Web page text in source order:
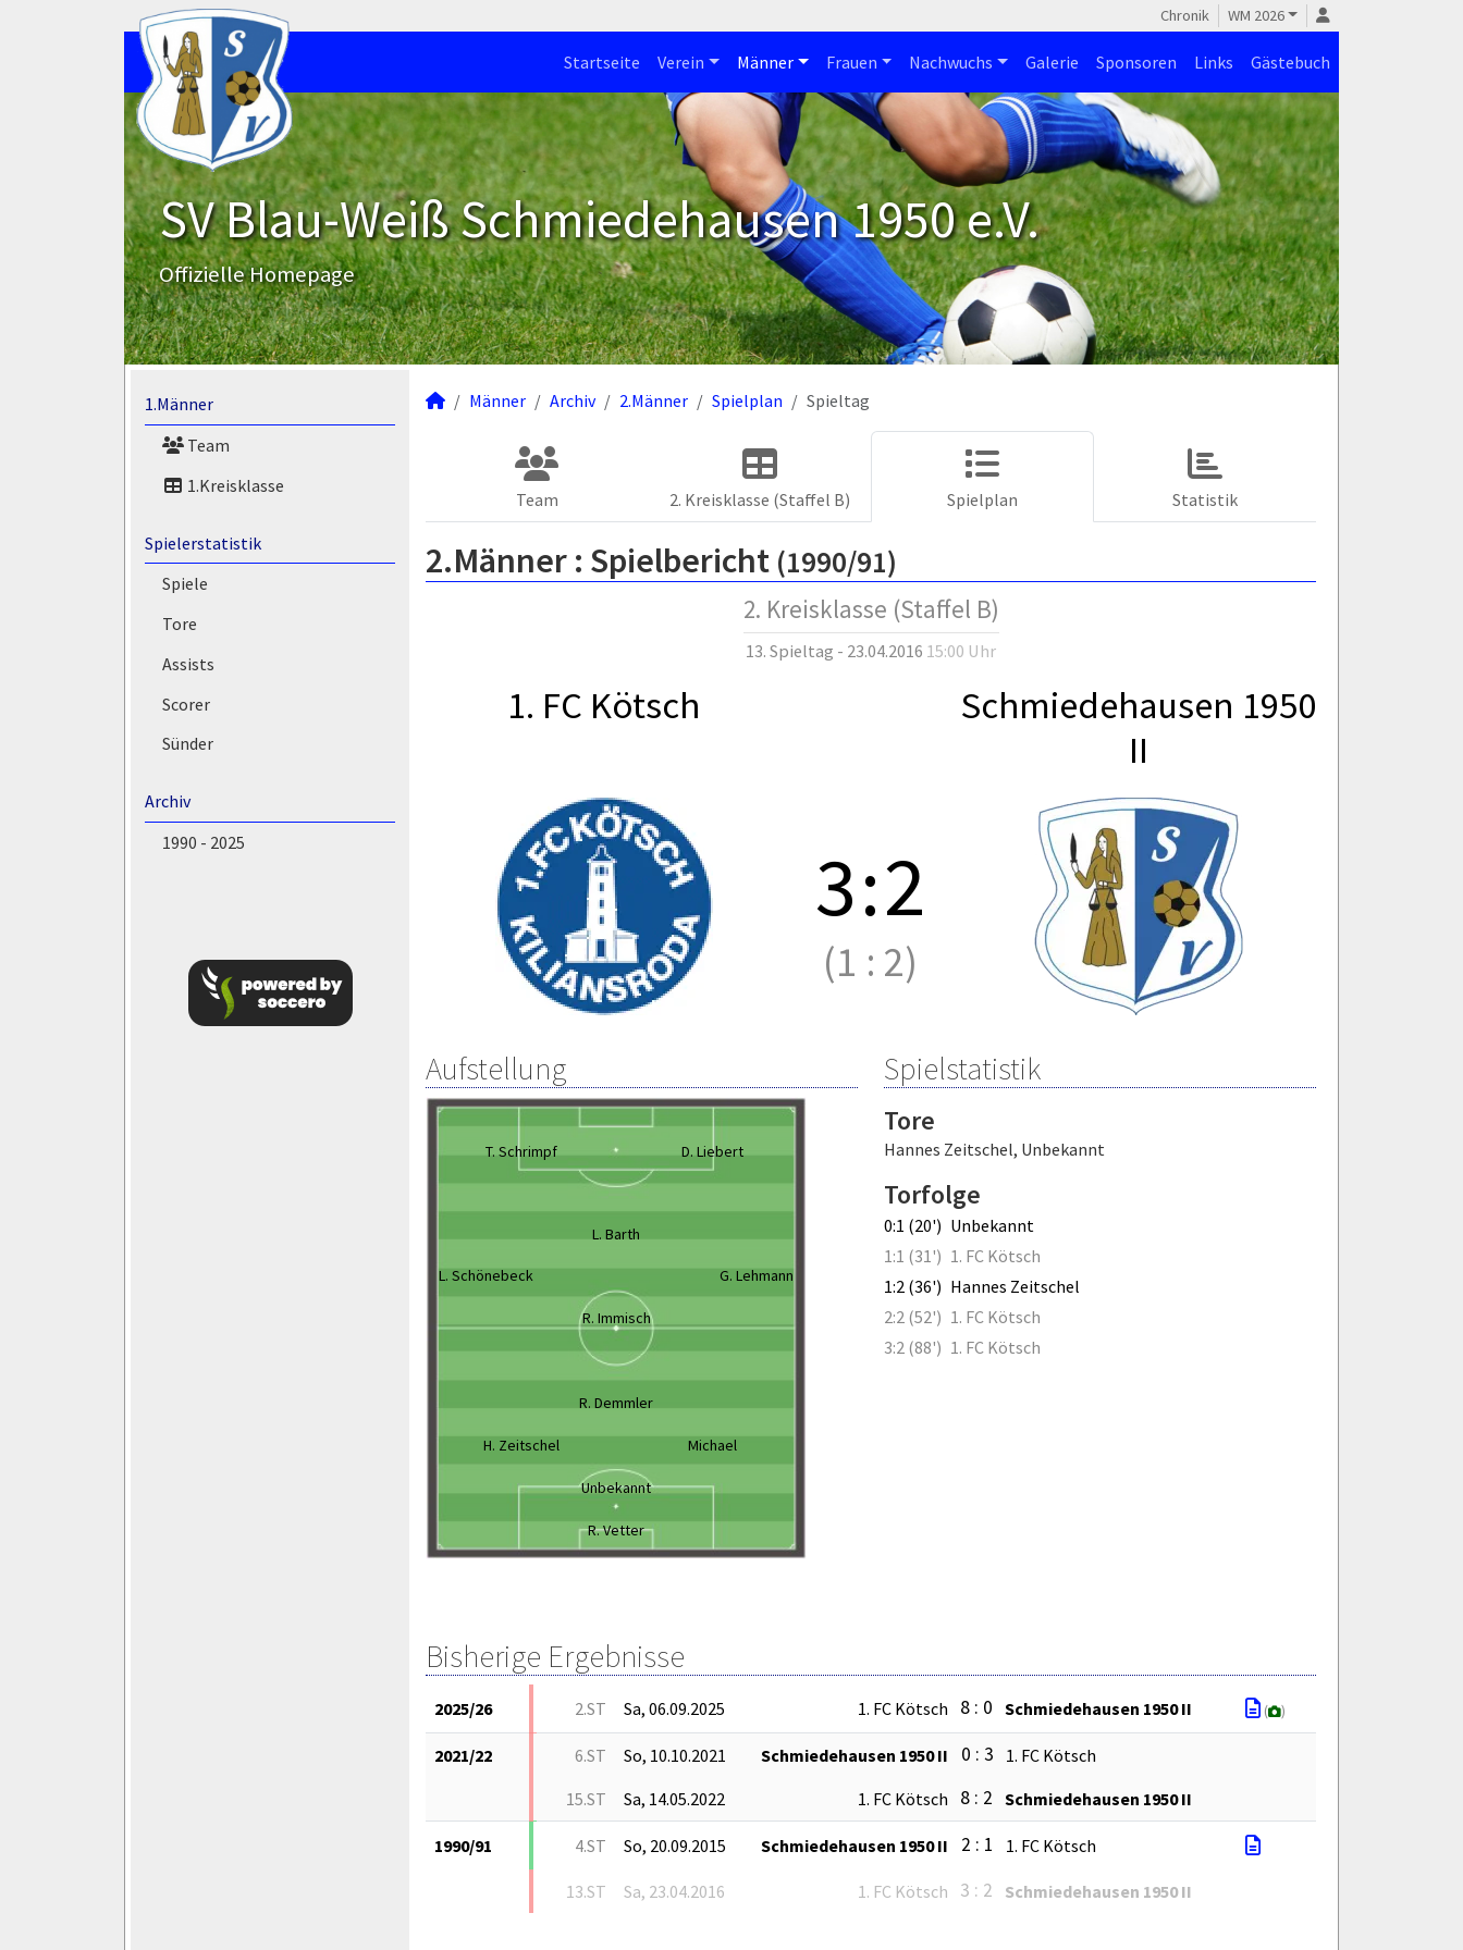
Chronik WM 2026
Startseite Verein Männer Frauen Nachwuchs Galerie Sponsoren Links Gästebuch
SV Blau-Weiß Schmiedehausen 1950 e.V.
Offizielle Homepage
1.Männer
Team
1.Kreisklasse
Spielerstatistik
Spiele
Tore
Assists
Scorer
Sünder
Archiv
1990 - 2025
Männer Archiv 2.Männer Spielplan Spieltag
Team 2. Kreisklasse (Staffel B) Spielplan Statistik
2.Männer : Spielbericht (1990/91)
2. Kreisklasse (Staffel B)
13. Spieltag - 23.04.2016 15:00 Uhr
1. FC Kötsch
Schmiedehausen 1950
II
3:2
(1 : 2)
Aufstellung
T. Schrimpf D. Liebert
L. Barth
L. Schönebeck G. Lehmann
R. Immisch
R. Demmler
H. Zeitschel Michael
Unbekannt
R. Vetter
Spielstatistik
Tore
Hannes Zeitschel, Unbekannt
Torfolge
0:1 (20') Unbekannt
1:1 (31') 1. FC Kötsch
1:2 (36') Hannes Zeitschel
2:2 (52') 1. FC Kötsch
3:2 (88') 1. FC Kötsch
Bisherige Ergebnisse
2025/26 2.ST Sa, 06.09.2025 1. FC Kötsch 8 : 0 Schmiedehausen 1950 II ( )
2021/22 6.ST So, 10.10.2021 Schmiedehausen 1950 II 0 : 3
1. FC Kötsch
15.ST
Sa, 14.05.2022 1. FC Kötsch 8 : 2 Schmiedehausen 1950 II
1990/91 4.ST So, 20.09.2015 Schmiedehausen 1950 II 2 : 1 1. FC Kötsch
13.ST Sa, 23.04.2016 1. FC Kötsch 3 : 2 Schmiedehausen 1950 II